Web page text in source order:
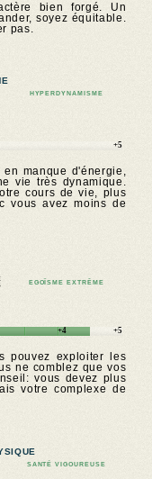
bien forgé. Un
soyez équitable.
pas.
HYPERDYNAMISME
+5
en manque d'énergie,
vie très dynamique.
cours de vie, plus
vous avez moins de
EGOÏSME EXTRÊME
+4 +5
pouvez exploiter les
ne comblez que vos
vous devez plus
votre complexe de
SANTÉ VIGOUREUSE